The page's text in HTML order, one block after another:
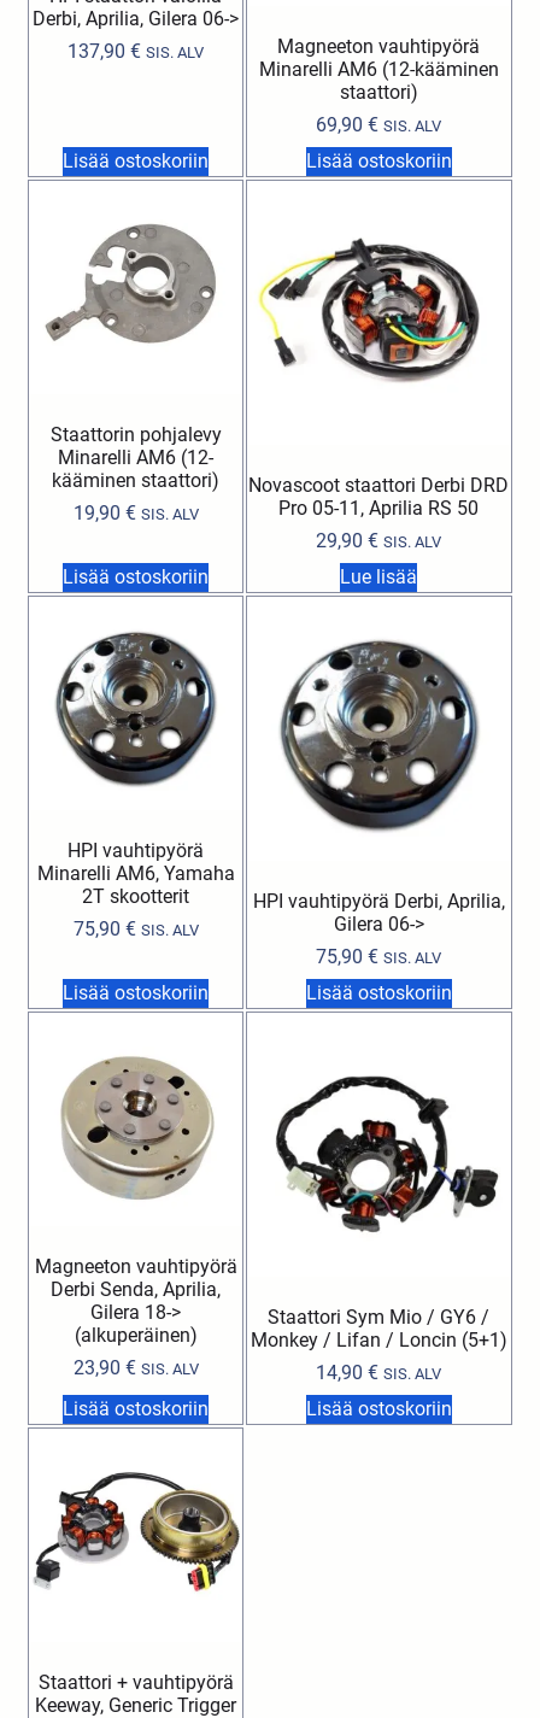
Derbi, Aprilia, Gilera 06->
137,90 € SIS. ALV
Lisää ostoskoriin
Magneeton vauhtipyörä
Minarelli AM6 (12-kääminen
staattori)
69,90€ SIS. ALV
Lisää ostoskoriin
Staattorin pohjalevy
Minarelli AM6 (12-
kääminen staattori)
19,90 € SIS. ALV
Lisää ostoskoriin
Novascoot staattori Derbi DRD
Pro 05-11, Aprilia RS 50
29,90€ SIS. ALV
Lue lisää
HPI vauhtipyörä
Minarelli AM6, Yamaha
2T skootterit
75,90 € SIS. ALV
Lisää ostoskoriin
HPI vauhtipyörä Derbi, Aprilia,
Gilera 06->
75,90€ SIS. ALV
Lisää ostoskoriin
Magneeton vauhtipyörä
Derbi Senda, Aprilia,
Gilera 18->
(alkuperäinen)
23,90 € SIS. ALV
Lisää ostoskoriin
Staattori Sym Mio / GY6 /
Monkey / Lifan / Loncin (5+1)
14,90€ SIS. ALV
Lisää ostoskoriin
Staattori + vauhtipyörä
Keeway, Generic Trigger